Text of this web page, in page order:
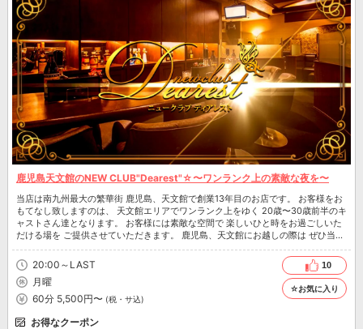
鹿児島天文館のNEW CLUB"Dearest"☆〜ワンランク上の素敵な夜を〜
当店は南九州最大の繁華街 鹿児島、天文館で創業13年目のお店です。 お客様をお
もてなし致しますのは、 天文館エリアでワンランク上をゆく 20歳〜30歳前半のキ
ャストさん達となります。 お客様には素敵な空間で 楽しいひと時をお過ごしいた
だける場を ご提供させていただきます。 鹿児島、天文館にお越しの際は ぜひ当店
をご利用いただけますよう、よろしくお願い致します。 皆様のご来店、心よりお
待ち致しております。
20:00～LAST
月曜
60分 5,500円〜 (税・サ込)
10
☆お気に入り
お得なクーポン